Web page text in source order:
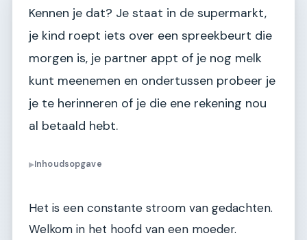
Kennen je dat? Je staat in de supermarkt,
je kind roept iets over een spreekbeurt die
morgen is, je partner appt of je nog melk
kunt meenemen en ondertussen probeer je
je te herinneren of je die ene rekening nou
al betaald hebt.
▶Inhoudsopgave
Het is een constante stroom van gedachten.
Welkom in het hoofd van een moeder.